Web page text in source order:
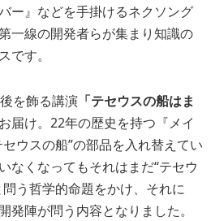
ー』などを手掛けるネクソング
一線の開発者らが集まり知識の
です。
を飾る講演 「テセウスの船はま
届け。22年の歴史を持つ『メイ
ウスの船”の部品を入れ替えてい
なくなってもそれはまだ“テセウ
う哲学的命題をかけ、それに
発陣が問う内容となりました。